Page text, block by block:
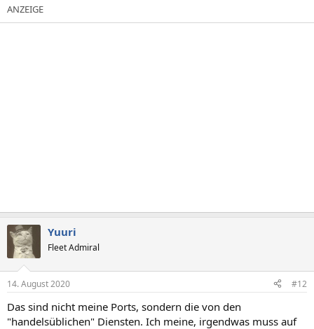
Yuuri
Fleet Admiral
14. August 2020 #12
Das sind nicht meine Ports, sondern die von den
"handelsüblichen" Diensten. Ich meine, irgendwas muss auf